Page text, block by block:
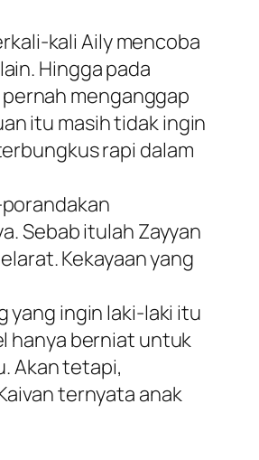
kali Aily mencoba
Hingga pada
menganggap
itu masih tidak ingin
rapi dalam
Sebab itulah Zayyan
Kekayaan yang
yang ingin laki-laki itu
hanya berniat untuk
Akan tetapi,
ternyata anak